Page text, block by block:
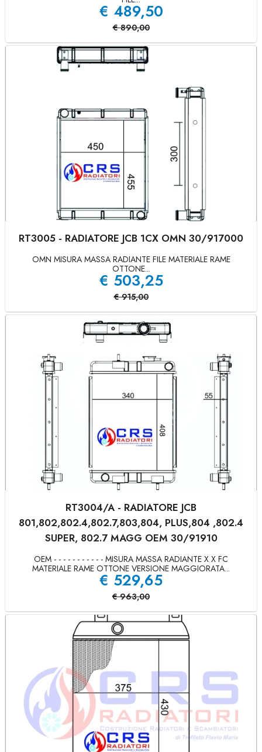
€ 489,50
€ 890,00
RT3005 - RADIATORE JCB 1CX OMN 30/917000
OMN MISURA MASSA RADIANTE FILE MATERIALE RAME
OTTONE...
€ 503,25
€ 915,00
RT3004/A - RADIATORE JCB
801,802,802.4,802.7,803,804, PLUS,804 ,802.4
SUPER, 802.7 MAGG OEM 30/91910
OEM - - - - - - - - - - - MISURA MASSA RADIANTE X X FC
MATERIALE RAME OTTONE VERSIONE MAGGIORATA...
€ 529,65
€ 963,00